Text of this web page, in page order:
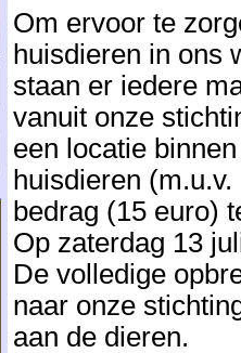
Om ervoor te
huisdieren in ons
staan er iedere
vanuit onze
een locatie
huisdieren
bedrag (15 euro)
Op zaterdag 13
De volledige
naar onze
aan de dieren.